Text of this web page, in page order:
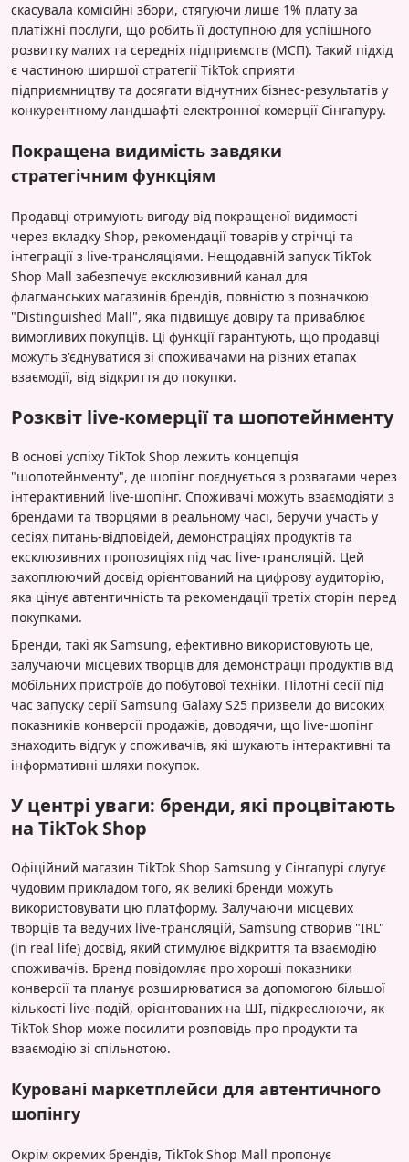
скасувала комісійні збори, стягуючи лише 1% плату за
платіжні послуги, що робить її доступною для успішного
розвитку малих та середніх підприємств (МСП). Такий підхід
є частиною ширшої стратегії TikTok сприяти
підприємництву та досягати відчутних бізнес-результатів у
конкурентному ландшафті електронної комерції Сінгапуру.
Покращена видимість завдяки
стратегічним функціям
Продавці отримують вигоду від покращеної видимості
через вкладку Shop, рекомендації товарів у стрічці та
інтеграції з live-трансляціями. Нещодавній запуск TikTok
Shop Mall забезпечує ексклюзивний канал для
флагманських магазинів брендів, повністю з позначкою
"Distinguished Mall", яка підвищує довіру та приваблює
вимогливих покупців. Ці функції гарантують, що продавці
можуть з'єднуватися зі споживачами на різних етапах
взаємодії, від відкриття до покупки.
Розквіт live-комерції та шопотейнменту
В основі успіху TikTok Shop лежить концепція
"шопотейнменту", де шопінг поєднується з розвагами через
інтерактивний live-шопінг. Споживачі можуть взаємодіяти з
брендами та творцями в реальному часі, беручи участь у
сесіях питань-відповідей, демонстраціях продуктів та
ексклюзивних пропозиціях під час live-трансляцій. Цей
захоплюючий досвід орієнтований на цифрову аудиторію,
яка цінує автентичність та рекомендації третіх сторін перед
покупками.
Бренди, такі як Samsung, ефективно використовують це,
залучаючи місцевих творців для демонстрації продуктів від
мобільних пристроїв до побутової техніки. Пілотні сесії під
час запуску серії Samsung Galaxy S25 призвели до високих
показників конверсії продажів, доводячи, що live-шопінг
знаходить відгук у споживачів, які шукають інтерактивні та
інформативні шляхи покупок.
У центрі уваги: бренди, які процвітають
на TikTok Shop
Офіційний магазин TikTok Shop Samsung у Сінгапурі слугує
чудовим прикладом того, як великі бренди можуть
використовувати цю платформу. Залучаючи місцевих
творців та ведучих live-трансляцій, Samsung створив "IRL"
(in real life) досвід, який стимулює відкриття та взаємодію
споживачів. Бренд повідомляє про хороші показники
конверсії та планує розширюватися за допомогою більшої
кількості live-подій, орієнтованих на ШІ, підкреслюючи, як
TikTok Shop може посилити розповідь про продукти та
взаємодію зі спільнотою.
Куровані маркетплейси для автентичного
шопінгу
Окрім окремих брендів, TikTok Shop Mall пропонує